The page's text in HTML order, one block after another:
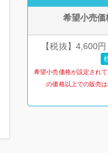
希望小売価
【税抜】4,600
希望小売価格が設定され
の価格以上での販売